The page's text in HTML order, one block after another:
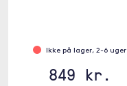
Ikke på lager, 2-6 uger
849 kr.